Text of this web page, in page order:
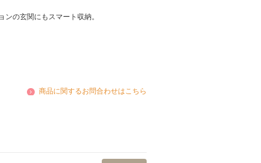
の玄関にもスマート収納。
商品に関するお問合わせはこちら